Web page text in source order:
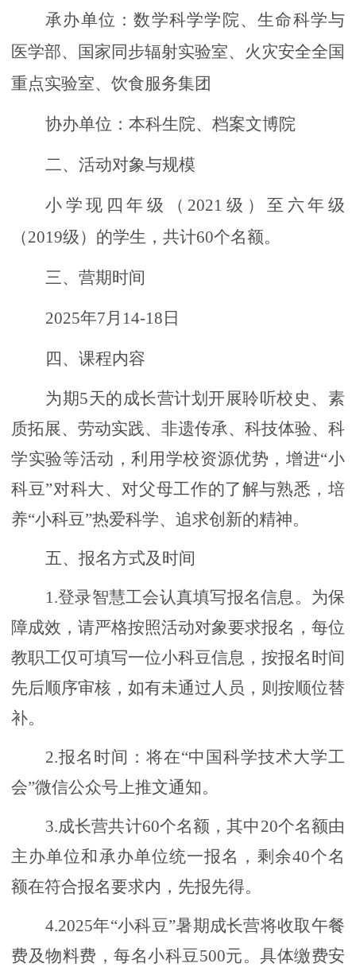
承办单位：数学科学学院、生命科学与
医学部、国家同步辐射实验室、火灾安全全国
重点实验室、饮食服务集团
协办单位：本科生院、档案文博院
二、活动对象与规模
小学现四年级（ 2021级）至六年级
（2019级）的学生，共计60个名额。
三、营期时间
2025年7月14-18日
四、课程内容
为期5天的成长营计划开展聆听校史、素
质拓展、劳动实践、非遗传承、科技体验、科
学实验等活动，利用学校资源优势，增进“小
科豆”对科大、对父母工作的了解与熟悉，培
养“小科豆”热爱科学、追求创新的精神。
五、报名方式及时间
1.登录智慧工会认真填写报名信息。为保
障成效，请严格按照活动对象要求报名，每位
教职工仅可填写一位小科豆信息，按报名时间
先后顺序审核，如有未通过人员，则按顺位替
补。
2.报名时间：将在“中国科学技术大学工
会”微信公众号上推文通知。
3.成长营共计60个名额，其中20个名额由
主办单位和承办单位统一报名，剩余40个名
额在符合报名要求内，先报先得。
4.2025年“小科豆”暑期成长营将收取午餐
费及物料费，每名小科豆500元。具体缴费安